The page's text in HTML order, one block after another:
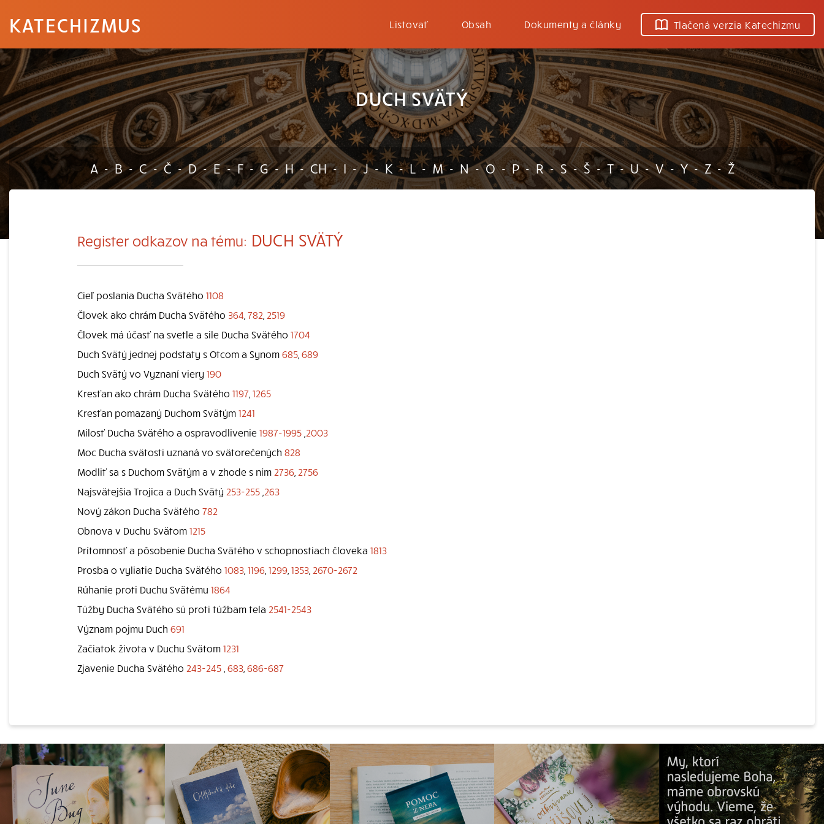
KATECHIZMUS Listovať Obsah Dokumenty a články Tlačená verzia Katechizmu
DUCH SVÄTÝ
A - B - C - Č - D - E - F - G - H - CH - I - J - K - L - M - N - O - P - R - S - Š - T - U - V - Y - Z - Ž
Register odkazov na tému: DUCH SVÄTÝ
Cieľ poslania Ducha Svätého 1108
Človek ako chrám Ducha Svätého 364 782 2519
Človek má účasť na svetle a sile Ducha Svätého 1704
Duch Svätý jednej podstaty s Otcom a Synom 685 689
Duch Svätý vo Vyznaní viery 190
Kresťan ako chrám Ducha Svätého 1197 1265
Kresťan pomazaný Duchom Svätým 1241
Milosť Ducha Svätého a ospravodlivenie 1987-1995 2003
Moc Ducha svätosti uznaná vo svätorečených 828
Modliť sa s Duchom Svätým a v zhode s ním 2736 2756
Najsvätejšia Trojica a Duch Svätý 253-255 263
Nový zákon Ducha Svätého 782
Obnova v Duchu Svätom 1215
Prítomnosť a pôsobenie Ducha Svätého v schopnostiach človeka 1813
Prosba o vyliatie Ducha Svätého 1083 1196 1299 1353 2670-2672
Rúhanie proti Duchu Svätému 1864
Túžby Ducha Svätého sú proti túžbam tela 2541-2543
Význam pojmu Duch 691
Začiatok života v Duchu Svätom 1231
Zjavenie Ducha Svätého 243-245 683 686-687